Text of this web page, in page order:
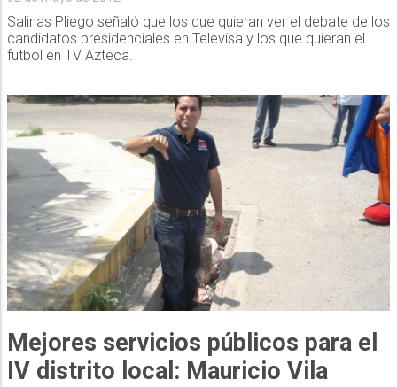
Salinas Pliego señaló que los que quieran ver el debate de los
candidatos presidenciales en Televisa y los que quieran el
futbol en TV Azteca.
Mejores servicios públicos para el
IV distrito local: Mauricio Vila